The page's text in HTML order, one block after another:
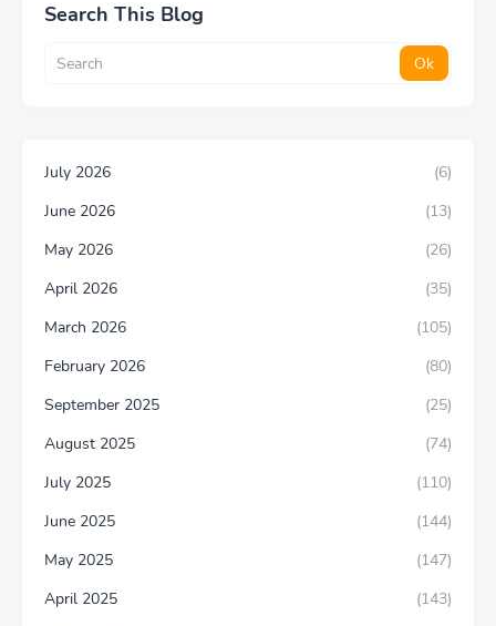
Search This Blog
July 2026
(6)
June 2026
(13)
May 2026
(26)
April 2026
(35)
March 2026
(105)
February 2026
(80)
September 2025
(25)
August 2025
(74)
July 2025
(110)
June 2025
(144)
May 2025
(147)
April 2025
(143)